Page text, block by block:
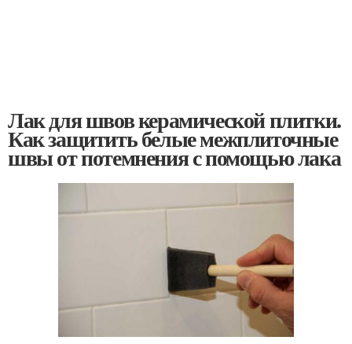
Лак для швов керамической плитки.
Как защитить белые межплиточные
швы от потемнения с помощью лака